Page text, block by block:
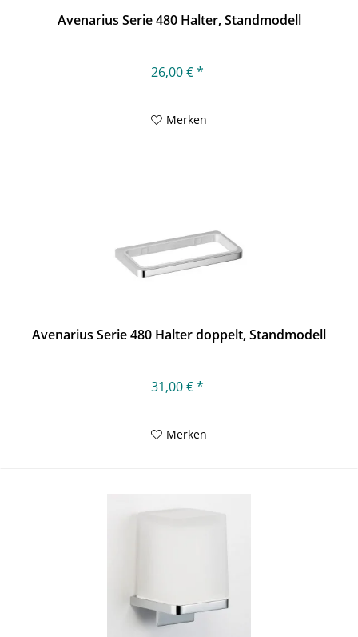
Avenarius Serie 480 Halter, Standmodell
26,00 € *
Merken
Avenarius Serie 480 Halter doppelt, Standmodell
31,00 € *
Merken